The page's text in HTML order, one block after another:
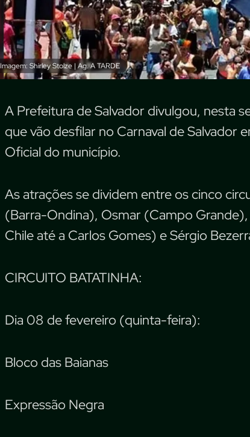
Imagem: Shirley Stolze | Ag. A TARDE
A Prefeitura de Salvador divulgou, nesta
que vão desfilar no Carnaval de Salvador
Oficial do município.
As atrações se dividem entre os cinco
(Barra-Ondina), Osmar (Campo
Chile até a Carlos Gomes) e Sérgio
CIRCUITO BATATINHA:
Dia 08 de fevereiro (quinta-feira):
Bloco das Baianas
Expressão Negra